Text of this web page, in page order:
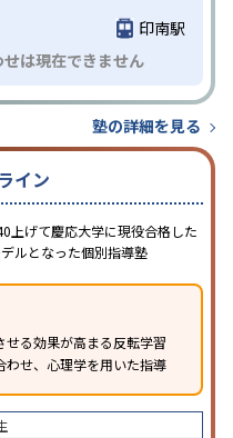
印南駅
は現在できません
塾の詳細を見る
イン
上げて慶応大学に現役合格した
ルとなった個別指導塾
る効果が高まる反転学習
わせ、心理学を用いた指導